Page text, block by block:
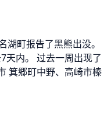
町报告了黑熊出没。
天内。 过去一周出现了
箕郷町中野、高崎市榛